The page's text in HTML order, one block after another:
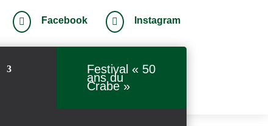
 Facebook  Instagram
Festival « 50
ans du
Crabe »